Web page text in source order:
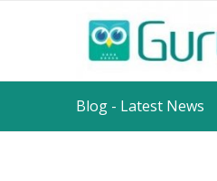
Blog - Latest News